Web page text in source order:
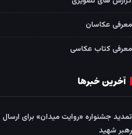
معرفی عکاسان
معرفی کتاب عکاسی
آخرین خبرها
تمدید جشنواره «روایت میدان» برای
رهبر شهید